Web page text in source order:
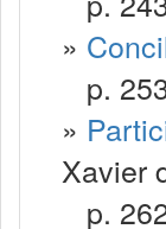
»
p.
»
Xavier
p.